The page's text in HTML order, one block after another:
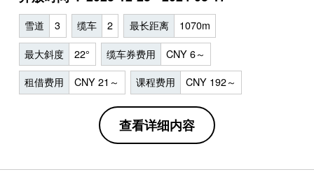
雪道 3 缆车 2 最长距离 1070m
最大斜度 22° 缆车券费用 CNY 6～
租借费用 CNY 21～ 课程费用 CNY 192～
查看详细内容